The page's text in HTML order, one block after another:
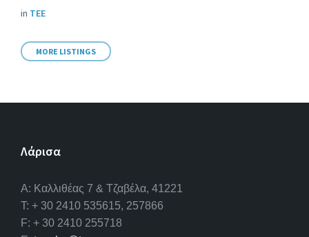
in ΤΕΕ
MORE LISTINGS
Λάρισα
A: Καλλιθέας 7 & Τζαβέλα, 41221
T: + 30 2410 535615, 257866
F: + 30 2410 255718